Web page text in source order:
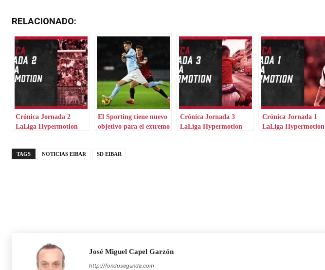
RELACIONADO:
Crónica Jornada 2
LaLiga Hypermotion
El Sporting tiene nuevo
objetivo para el extremo
Crónica Jornada 3
LaLiga Hypermotion
Crónica Jornada 1
LaLiga Hypermotion
TAGS NOTICIAS EIBAR SD EIBAR
José Miguel Capel Garzón
http://fondosegunda.com